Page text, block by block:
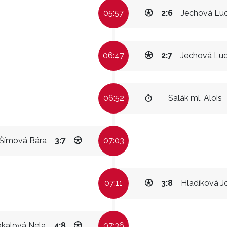
05:57 Jechová
2:6
06:47 Jechová
2:7
06:52 Salák ml. Alois
Bára 3:7 07:03
07:11 Hladíková
3:8